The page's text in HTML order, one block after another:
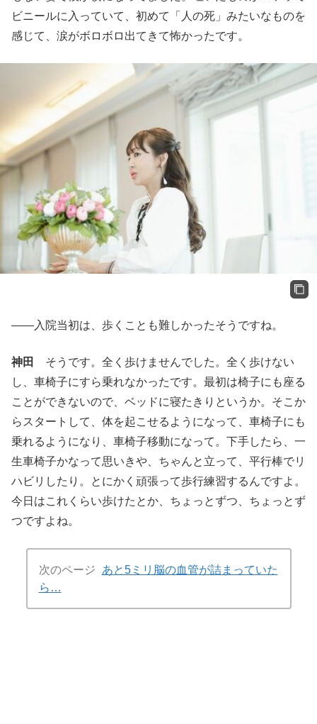
ビニールに入っていて、初めて「人の死」みたいなものを
感じて、涙がボロボロ出てきて怖かったです。
――入院当初は、歩くことも難しかったそうですね。
神田
そうです。全く歩けませんでした。全く歩けない
し、車椅子にすら乗れなかったです。最初は椅子にも座る
ことができないので、ベッドに寝たきりというか。そこか
らスタートして、体を起こせるようになって、車椅子にも
乗れるようになり、車椅子移動になって。下手したら、一
生車椅子かなって思いきや、ちゃんと立って、平行棒でリ
ハビリしたり。とにかく頑張って歩行練習するんですよ。
今日はこれくらい歩けたとか、ちょっとずつ、ちょっとず
つですよね。
次のページ
あと5ミリ脳の血管が詰まっていた
ら…